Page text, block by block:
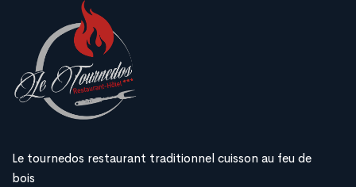
Le tournedos restaurant traditionnel cuisson au feu de
bois